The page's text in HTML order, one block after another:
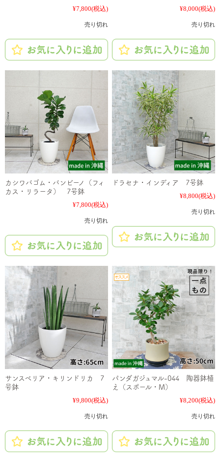
¥7,800(税込)
売り切れ
¥8,000(税込)
売り切れ
カシワバゴム・バンビーノ（フィ
カス・リラータ） 7号鉢
¥7,800(税込)
売り切れ
ドラセナ・インディア 7号鉢
¥8,800(税込)
売り切れ
サンスベリア・キリンドリカ 7
号鉢
¥9,800(税込)
売り切れ
パンダガジュマル-044 陶器鉢植
え（スポール・M）
¥8,200(税込)
売り切れ